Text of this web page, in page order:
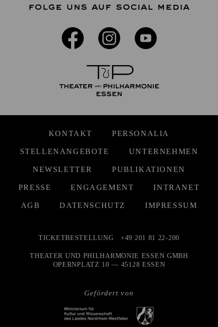
FOLGE UNS AUF SOCIAL MEDIA
KONTAKT PERSONALIA
STELLENANGEBOTE UNTERNEHMEN
NEWSLETTER PUBLIKATIONEN
PRESSE ENGAGEMENT INTRANET
AGB DATENSCHUTZ IMPRESSUM
Gefördert von
TICKETBESTELLUNG +49 201 81 22-200
THEATER UND PHILHARMONIE ESSEN GMBH
OPERNPLATZ 10 — 45128 ESSEN